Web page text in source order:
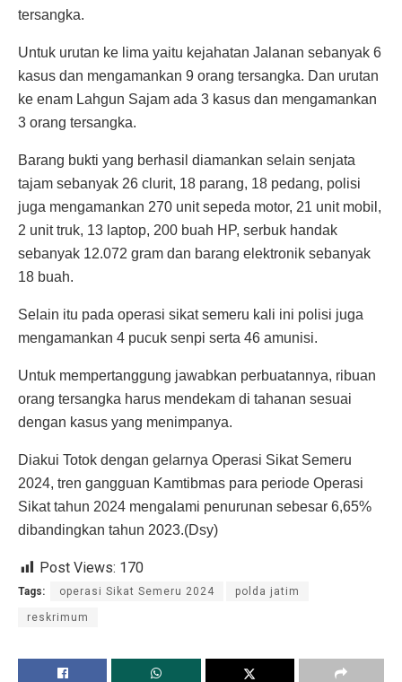
tersangka.
Untuk urutan ke lima yaitu kejahatan Jalanan sebanyak 6
kasus dan mengamankan 9 orang tersangka. Dan urutan
ke enam Lahgun Sajam ada 3 kasus dan mengamankan
3 orang tersangka.
Barang bukti yang berhasil diamankan selain senjata
tajam sebanyak 26 clurit, 18 parang, 18 pedang, polisi
juga mengamankan 270 unit sepeda motor, 21 unit mobil,
2 unit truk, 13 laptop, 200 buah HP, serbuk handak
sebanyak 12.072 gram dan barang elektronik sebanyak
18 buah.
Selain itu pada operasi sikat semeru kali ini polisi juga
mengamankan 4 pucuk senpi serta 46 amunisi.
Untuk mempertanggung jawabkan perbuatannya, ribuan
orang tersangka harus mendekam di tahanan sesuai
dengan kasus yang menimpanya.
Diakui Totok dengan gelarnya Operasi Sikat Semeru
2024, tren gangguan Kamtibmas para periode Operasi
Sikat tahun 2024 mengalami penurunan sebesar 6,65%
dibandingkan tahun 2023.(Dsy)
Post Views: 170
Tags: operasi Sikat Semeru 2024 polda jatim
reskrimum